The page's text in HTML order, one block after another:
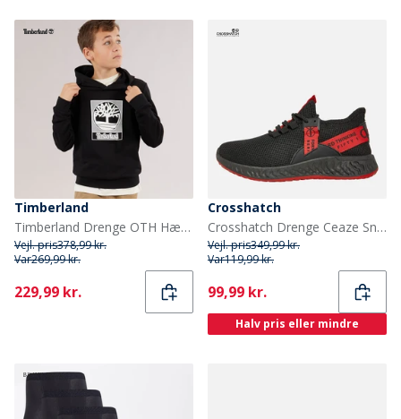
Timberland
Timberland Drenge OTH Hættetrøje Black Black
Vejl. pris378,99 kr.
Var269,99 kr.
Current
229,99 kr.
Crosshatch
Crosshatch Drenge Ceaze Sneakers Flerfarvet
Vejl. pris349,99 kr.
Var119,99 kr.
Current
99,99 kr.
Halv pris eller mindre